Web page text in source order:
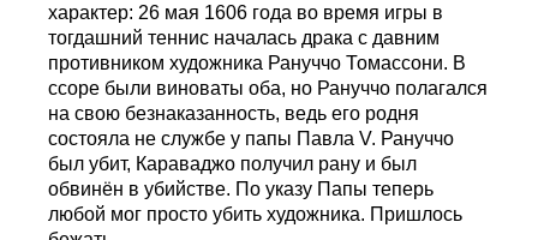
характер: 26 мая 1606 года во время игры в
тогдашний теннис началась драка с давним
противником художника Рануччо Томассони. В
ссоре были виноваты оба, но Рануччо полагался
на свою безнаказанность, ведь его родня
состояла не службе у папы Павла V. Рануччо
был убит, Караваджо получил рану и был
обвинён в убийстве. По указу Папы теперь
любой мог просто убить художника. Пришлось